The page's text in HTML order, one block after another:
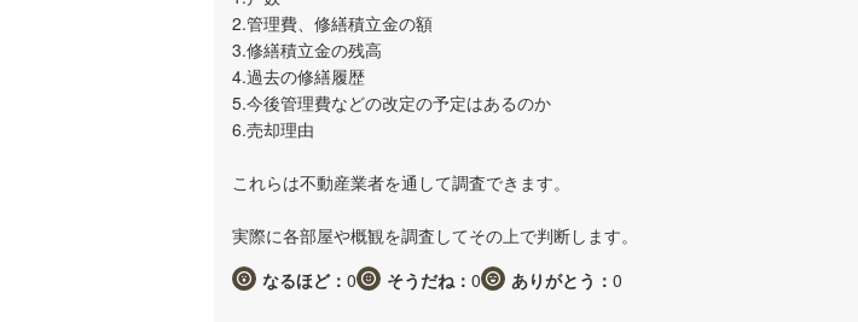
2.管理費、修繕積立金の額
3.修繕積立金の残高
4.過去の修繕履歴
5.今後管理費などの改定の予定はあるのか
6.売却理由
これらは不動産業者を通して調査できます。
実際に各部屋や概観を調査してその上で判断します。
なるほど： 0 そうだね： 0 ありがとう： 0